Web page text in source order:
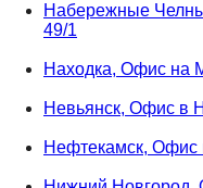
Набережные
49/1
Находка, Офис на
Невьянск, Офис в
Нефтекамск, Офис